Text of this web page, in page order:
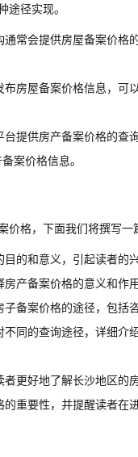
径实现。
常会提供房屋备案价
房屋备案价格信息，
提供房产备案价格的
案价格信息。
格，下面我们将撰写一
的和意义，引起读者的兴
产备案价格的意义和作
备案价格的途径，包括
同的查询途径，详细
更好地了解长沙地区的
重要性，并提醒读者在